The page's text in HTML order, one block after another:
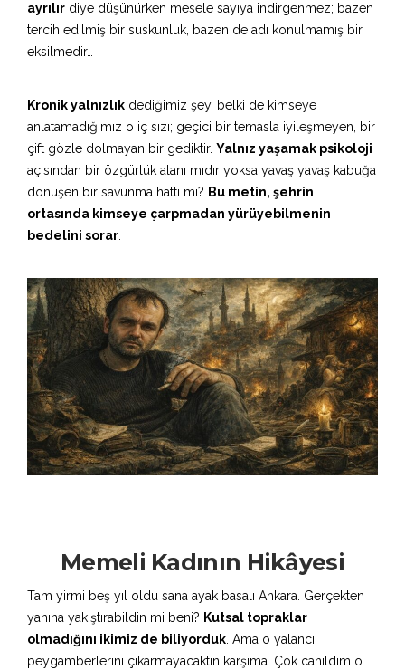
ayrılır diye düşünürken mesele sayıya indirgenmez; bazen
tercih edilmiş bir suskunluk, bazen de adı konulmamış bir
eksilmedir…
Kronik yalnızlık dediğimiz şey, belki de kimseye
anlatamadığımız o iç sızı; geçici bir temasla iyileşmeyen, bir
çift gözle dolmayan bir gediktir. Yalnız yaşamak psikoloji
açısından bir özgürlük alanı mıdır yoksa yavaş yavaş kabuğa
dönüşen bir savunma hattı mı? Bu metin, şehrin
ortasında kimseye çarpmadan yürüyebilmenin
bedelini sorar
Memeli Kadının Hikâyesi
Tam yirmi beş yıl oldu sana ayak basalı Ankara. Gerçekten
yanına yakıştırabildin mi beni? Kutsal topraklar
olmadığını ikimiz de biliyorduk. Ama o yalancı
peygamberlerini çıkarmayacaktın karşıma. Çok cahildim o